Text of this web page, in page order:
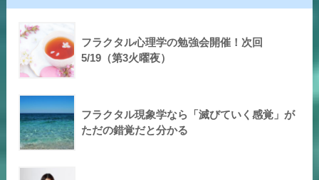
フラクタル心理学の勉強会開催！次回
5/19（第3火曜夜）
フラクタル現象学なら「滅びていく感覚」が
ただの錯覚だと分かる